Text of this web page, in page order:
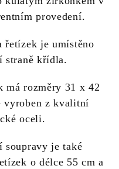
provedení.
řetízek je umístěno
straně křídla.
má rozměry 31 x 42
vyroben z kvalitní
oceli.
soupravy je také
o délce 55 cm a